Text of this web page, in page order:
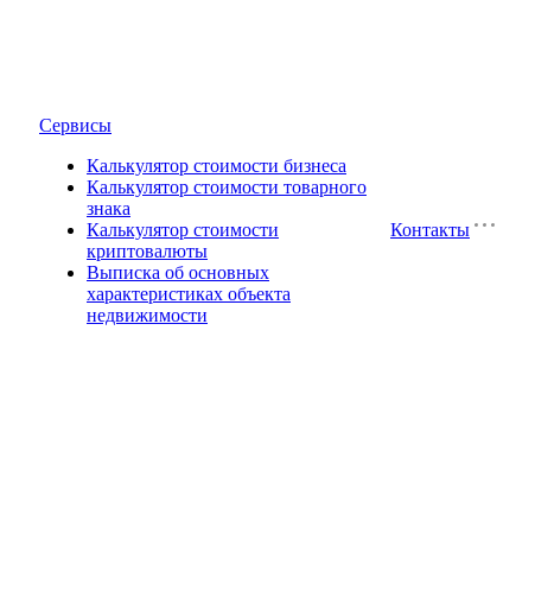
Сервисы
Калькулятор стоимости бизнеса
Калькулятор стоимости товарного
знака
Калькулятор стоимости
криптовалюты
Выписка об основных
характеристиках объекта
недвижимости
Контакты